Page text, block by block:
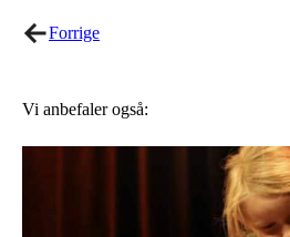
Forrige
Vi anbefaler også: